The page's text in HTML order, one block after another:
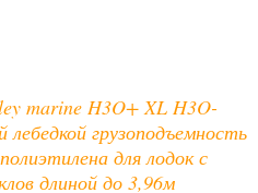
marine H3O+ XL H3O-
лебедкой грузоподъемность
для лодок с
длиной до 3,96м